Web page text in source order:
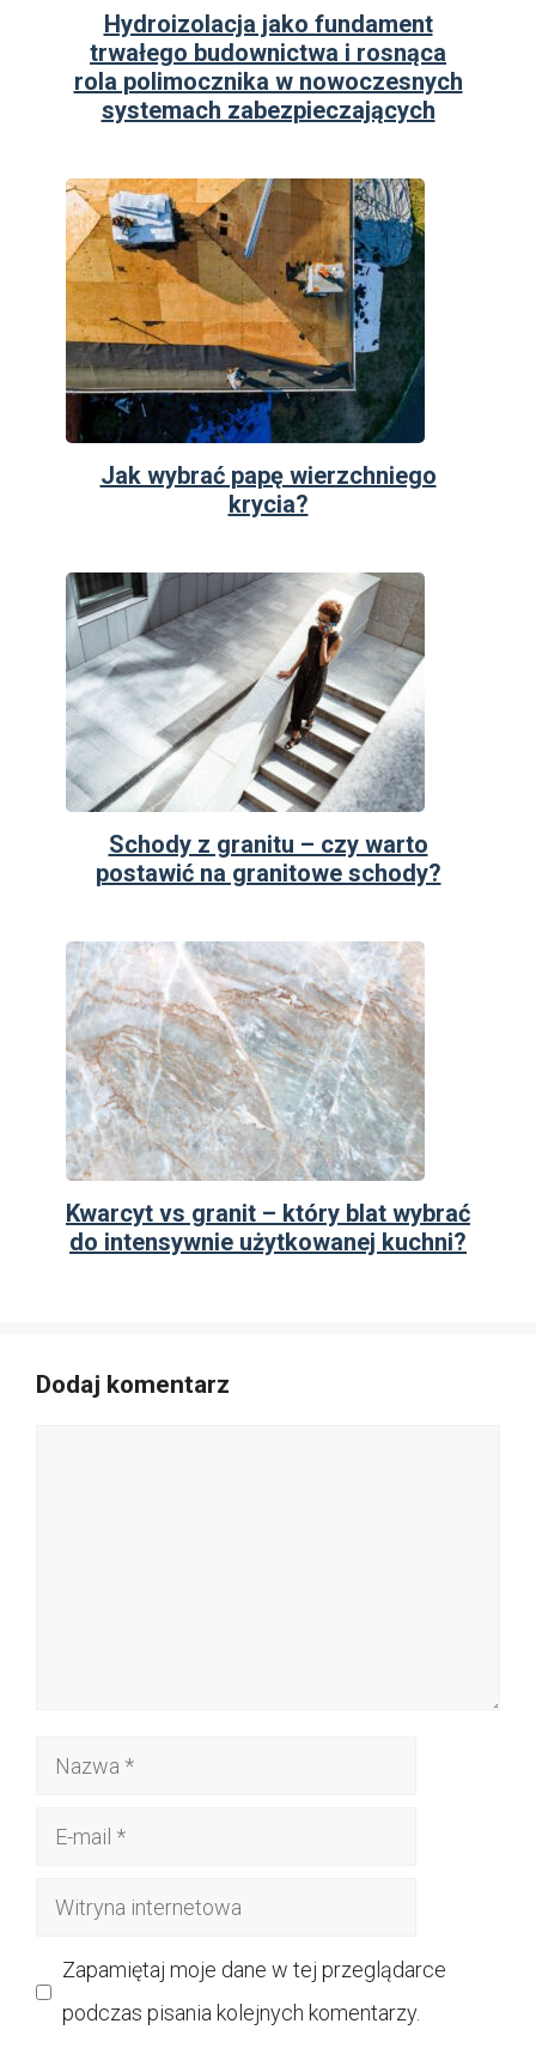
Hydroizolacja jako fundament
trwałego budownictwa i rosnąca
rola polimocznika w nowoczesnych
systemach zabezpieczających
Jak wybrać papę wierzchniego
krycia?
Schody z granitu – czy warto
postawić na granitowe schody?
Kwarcyt vs granit – który blat wybrać
do intensywnie użytkowanej kuchni?
Dodaj komentarz
Nazwa
Witryna
Zapamiętaj moje dane w tej przeglądarce
podczas pisania kolejnych komentarzy.